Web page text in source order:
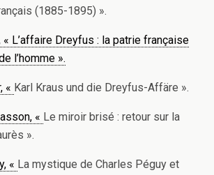
(1885-1895) ».
« L’affaire Dreyfus : la patrie française
l’homme ».
« Karl Kraus und die Dreyfus-Affäre ».
« Le miroir brisé : retour sur la
».
« La mystique de Charles Péguy et